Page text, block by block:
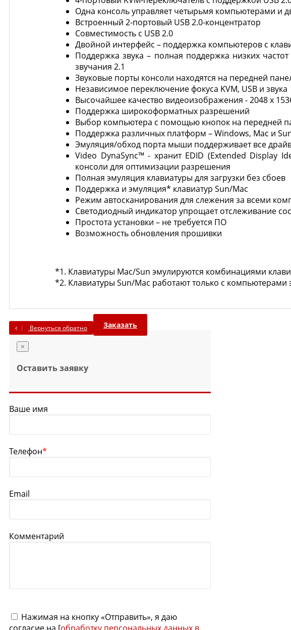
Одна консоль управляет четырьмя компьютерами и
Встроенный 2-портовый USB 2.0-концентратор
Совместимость с USB 2.0
Двойной интерфейс – поддержка компьютеров с
Поддержка звука – полная поддержка низких
звучания 2.1
Звуковые порты консоли находятся на передней
Независимое переключение фокуса KVM, USB и звука
Высочайшее качество видеоизображения - 2048 x
Поддержка широкоформатных разрешений
Выбор компьютера с помощью кнопок на передней
Поддержка различных платформ – Windows, Mac и
Эмуляция/обход порта мыши поддерживает все
Video DynaSync™ - хранит EDID (Extended Display
консоли для оптимизации разрешения
Полная эмуляция клавиатуры для загрузки без сбоев
Поддержка и эмуляция* клавиатур Sun/Mac
Режим автосканирования для слежения за всеми
Светодиодный индикатор упрощает отслеживание
Простота установки – не требуется ПО
Возможность обновления прошивки
*1. Клавиатуры Mac/Sun эмулируются комбинациями
*2. Клавиатуры Sun/Mac работают только с компьютерами
Вернуться обратно Заказать
×
Оставить заявку
Ваше имя
Телефон*
Email
Комментарий
Нажимая на кнопку «Отправить», я даю